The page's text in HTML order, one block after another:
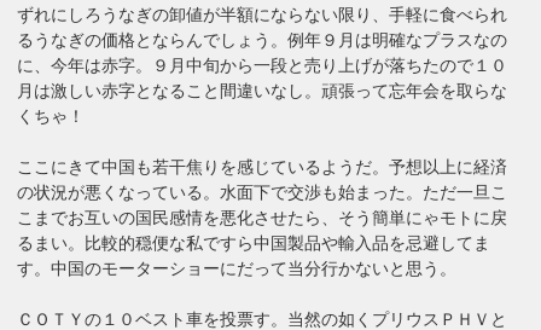
ずれにしろうなぎの卸値が半額にならない限り、手軽に食べられ
るうなぎの価格とならんでしょう。例年９月は明確なプラスなの
に、今年は赤字。９月中旬から一段と売り上げが落ちたので１０
月は激しい赤字となること間違いなし。頑張って忘年会を取らな
くちゃ！
ここにきて中国も若干焦りを感じているようだ。予想以上に経済
の状況が悪くなっている。水面下で交渉も始まった。ただ一旦こ
こまでお互いの国民感情を悪化させたら、そう簡単にゃモトに戻
るまい。比較的穏便な私ですら中国製品や輸入品を忌避してま
す。中国のモーターショーにだって当分行かないと思う。
ＣＯＴＹの１０ベスト車を投票す。当然の如くプリウスＰＨＶと